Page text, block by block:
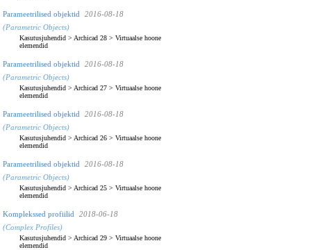
Parameetrilised objektid
2016-08-18
(Parametric Objects)
Kasutusjuhendid > Archicad 28 > Virtuaalse hoone
elemendid
Parameetrilised objektid
2016-08-18
(Parametric Objects)
Kasutusjuhendid > Archicad 27 > Virtuaalse hoone
elemendid
Parameetrilised objektid
2016-08-18
(Parametric Objects)
Kasutusjuhendid > Archicad 26 > Virtuaalse hoone
elemendid
Parameetrilised objektid
2016-08-18
(Parametric Objects)
Kasutusjuhendid > Archicad 25 > Virtuaalse hoone
elemendid
Komplekssed profiilid
2018-06-18
(Complex Profiles)
Kasutusjuhendid > Archicad 29 > Virtuaalse hoone
elemendid